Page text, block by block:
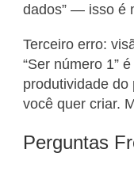
dados” — isso é
Terceiro erro:
“Ser número 1”
produtividade do
você quer criar.
Perguntas